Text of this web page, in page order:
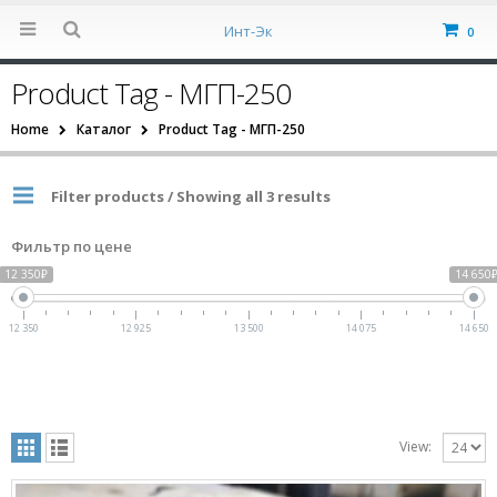
Инт-Эк 0
Product Tag - МГП-250
Home Каталог Product Tag - МГП-250
Filter products / Showing all 3 results
Фильтр по цене
12 350₽ 14 650₽
12 350 12 925 13 500 14 075 14 650
View: